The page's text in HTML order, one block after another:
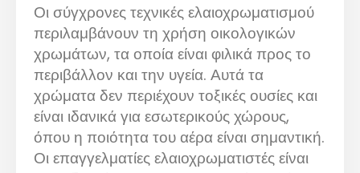
Οι σύγχρονες τεχνικές ελαιοχρωματισμού
περιλαμβάνουν τη χρήση οικολογικών
χρωμάτων, τα οποία είναι φιλικά προς το
περιβάλλον και την υγεία. Αυτά τα
χρώματα δεν περιέχουν τοξικές ουσίες και
είναι ιδανικά για εσωτερικούς χώρους,
όπου η ποιότητα του αέρα είναι σημαντική.
Οι επαγγελματίες ελαιοχρωματιστές είναι